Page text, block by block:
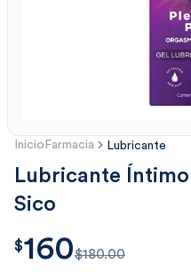
Inicio Farmacia Lubricante
Lubricante
Sico
$ 160.00
$160$180.00